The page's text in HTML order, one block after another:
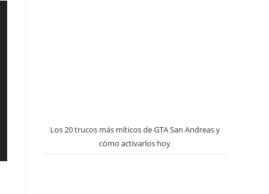
Los 20 trucos más míticos de GTA San Andreas y
cómo activarlos hoy